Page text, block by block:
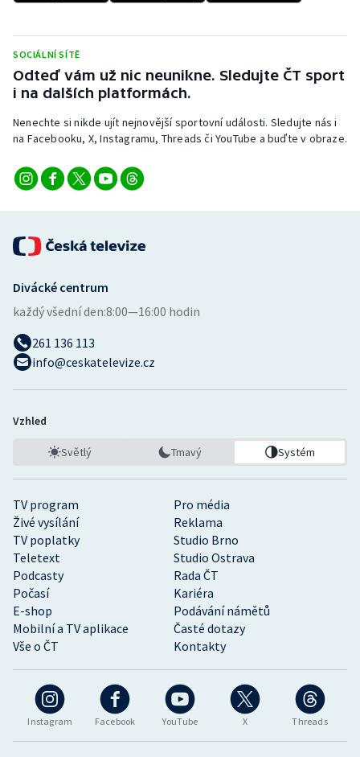
Stolní tenis
Triatlon
Veslování
Vodní slalom
Ostatní
SOCIÁLNÍ SÍTĚ
Odteď vám už nic neunikne. Sledujte ČT sport
i na dalších platformách.
Nenechte si nikde ujít nejnovější sportovní události. Sledujte nás i
na Facebooku, X, Instagramu, Threads či YouTube a buďte v obraze.
Instagram Facebook YouTube X Threads
TV program
Pro média
Živé vysílání
Reklama
TV poplatky
Studio Brno
Teletext
Studio Ostrava
Podcasty
Rada ČT
Počasí
Kariéra
E-shop
Podávání námětů
Mobilní a TV aplikace
Časté dotazy
Vše o ČT
Kontakty
Divácké centrum
každý všední den:8:00—16:00 hodin
261 136 113
info@ceskatelevize.cz
Vzhled
Světlý Tmavý Systém